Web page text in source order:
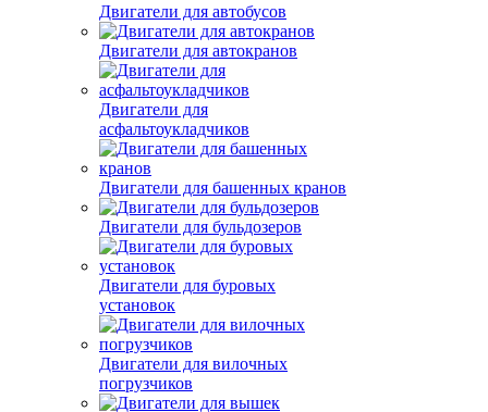
Двигатели для автобусов
Двигатели для автокранов
Двигатели для
асфальтоукладчиков
Двигатели для башенных кранов
Двигатели для бульдозеров
Двигатели для буровых
установок
Двигатели для вилочных
погрузчиков